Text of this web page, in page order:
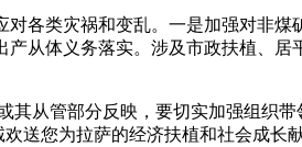
类灾祸和变乱。一是加强对非煤
从体义务落实。涉及市政扶植、
从管部分反映，要切实加强组织带
送您为拉萨的经济扶植和社会成长